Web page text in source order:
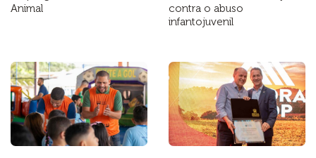
Animal
contra o abuso
infantojuvenil